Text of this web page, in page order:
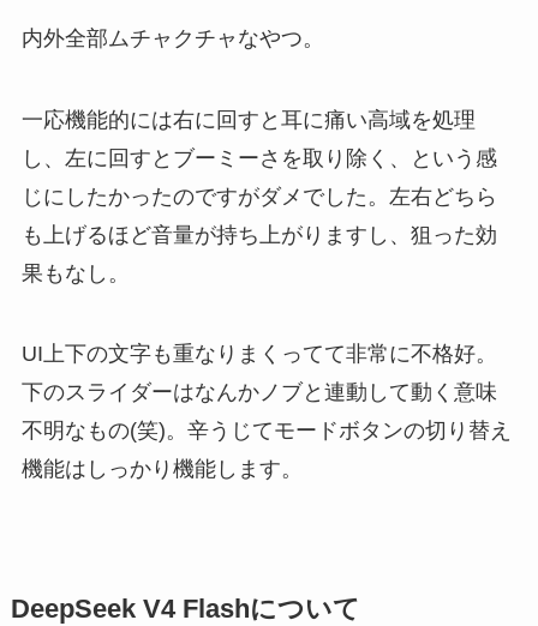
内外全部ムチャクチャなやつ。
一応機能的には右に回すと耳に痛い高域を処理
し、左に回すとブーミーさを取り除く、という感
じにしたかったのですがダメでした。左右どちら
も上げるほど音量が持ち上がりますし、狙った効
果もなし。
UI上下の文字も重なりまくってて非常に不格好。
下のスライダーはなんかノブと連動して動く意味
不明なもの(笑)。辛うじてモードボタンの切り替え
機能はしっかり機能します。
DeepSeek V4 Flashについて